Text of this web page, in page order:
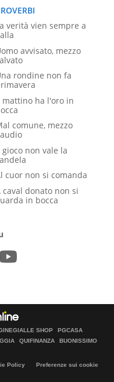
verità vien sempre a
avvisato, mezzo
rondine non fa
mattino ha l'oro in
comune, mezzo
gioco non vale la
cuor non si comanda
caval donato non si
in bocca
SHOP
PGCASA
QUIFINANZA
BUONISSIMO
Policy
Preferenze sui cookie